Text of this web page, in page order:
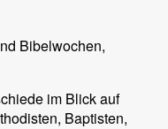
Bibelwochen,
im Blick auf
Baptisten,